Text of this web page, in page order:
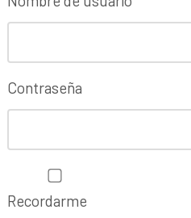
Contraseña
Recordarme